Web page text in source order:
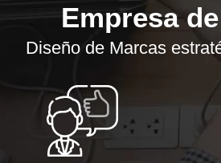
Empresa
Diseño de Marcas